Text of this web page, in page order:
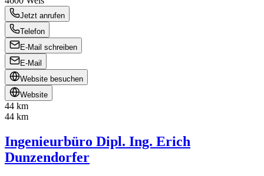
Jetzt anrufen
Telefon
E-Mail schreiben
E-Mail
Website besuchen
Website
44 km
44 km
Ingenieurbüro Dipl. Ing. Erich
Dunzendorfer